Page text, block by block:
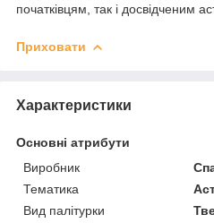
початківцям, так і досвідченим
Приховати
Характеристики
Основні атрибути
Виробник
Тематика
Вид палітурки